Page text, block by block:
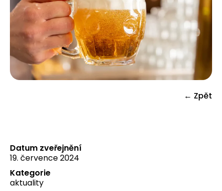
← Zpět
Datum zveřejnění
19. července 2024
Kategorie
aktuality